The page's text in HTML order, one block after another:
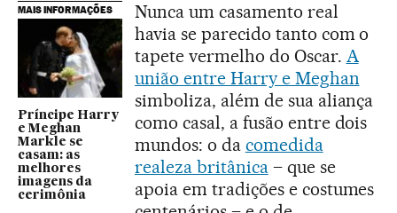
MAIS INFORMAÇÕES
Príncipe Harry
e Meghan
Markle se
casam: as
melhores
imagens da
cerimônia
Nunca um casamento real
havia se parecido tanto com o
tapete vermelho do Oscar. A
união entre Harry e Meghan
simboliza, além de sua aliança
como casal, a fusão entre dois
mundos: o da comedida
realeza britânica– que se
apoia em tradições e costumes